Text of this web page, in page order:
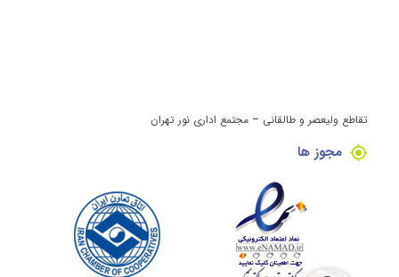
تقاطع ولیعصر و طالقانی – مجتمع اداری نور تهران
مجوز ها